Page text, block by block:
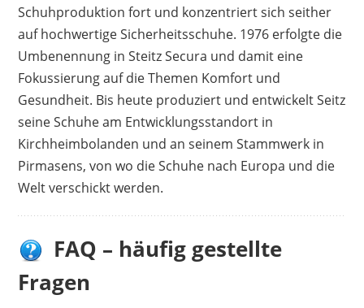
Schuhproduktion fort und konzentriert sich seither
auf hochwertige Sicherheitsschuhe. 1976 erfolgte die
Umbenennung in Steitz Secura und damit eine
Fokussierung auf die Themen Komfort und
Gesundheit. Bis heute produziert und entwickelt Seitz
seine Schuhe am Entwicklungsstandort in
Kirchheimbolanden und an seinem Stammwerk in
Pirmasens, von wo die Schuhe nach Europa und die
Welt verschickt werden.
FAQ – häufig gestellte
Fragen